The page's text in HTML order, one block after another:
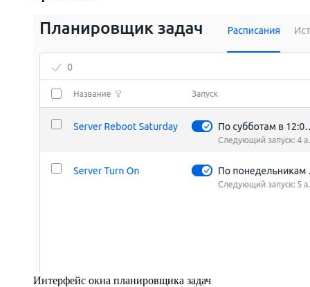
Интерфейс окна планировщика задач